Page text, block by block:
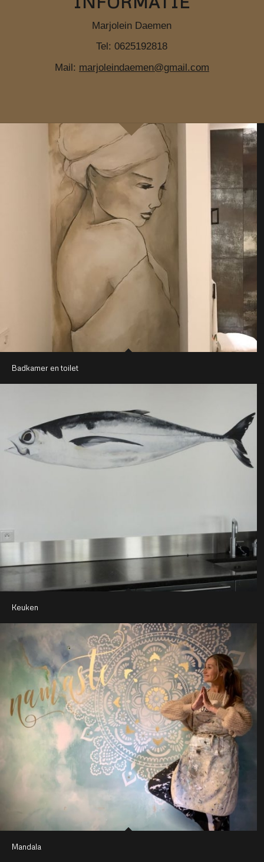
Marjolein Daemen
Tel: 0625192818
Mail: marjoleindaemen@gmail.com
Badkamer en toilet
Keuken
Mandala